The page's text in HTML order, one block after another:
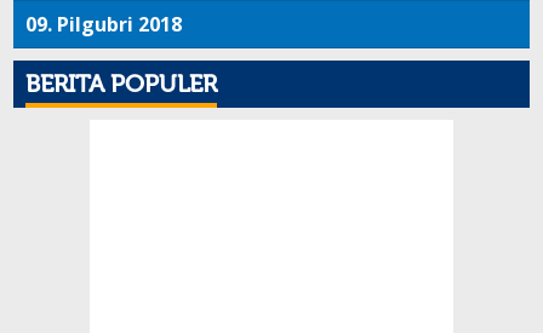
09. Pilgubri 2018
BERITA POPULER